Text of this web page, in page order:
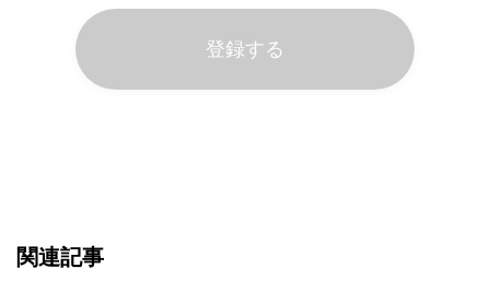
関連記事